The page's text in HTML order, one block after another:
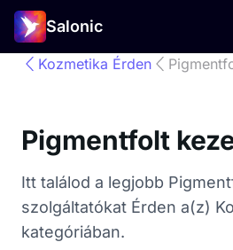
Salonic
Kozmetika Érden
Pigmentfolt
Itt találod a legjobb
szolgáltatókat Érden a(z)
kategóriában.